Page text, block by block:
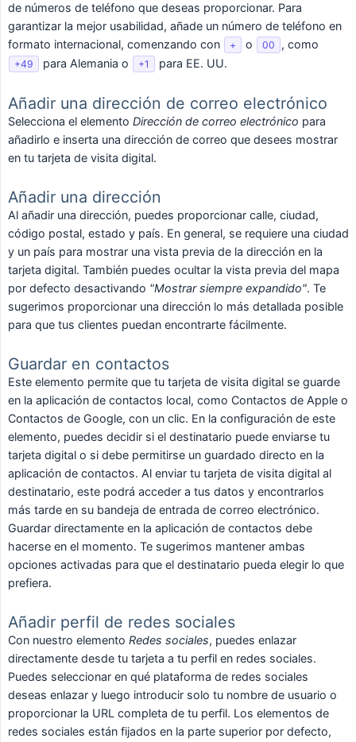
de números de teléfono que deseas proporcionar. Para
garantizar la mejor usabilidad, añade un número de teléfono en
formato internacional, comenzando con
+ o 00 , como
+49 para Alemania o +1 para EE. UU.
Añadir una dirección de correo electrónico
Selecciona el elemento Dirección de correo electrónico para
añadirlo e inserta una dirección de correo que desees mostrar
en tu tarjeta de visita digital.
Añadir una dirección
Al añadir una dirección, puedes proporcionar calle, ciudad,
código postal, estado y país. En general, se requiere una ciudad
y un país para mostrar una vista previa de la dirección en la
tarjeta digital. También puedes ocultar la vista previa del mapa
por defecto desactivando "Mostrar siempre expandido". Te
sugerimos proporcionar una dirección lo más detallada posible
para que tus clientes puedan encontrarte fácilmente.
Guardar en contactos
Este elemento permite que tu tarjeta de visita digital se guarde
en la aplicación de contactos local, como Contactos de Apple o
Contactos de Google, con un clic. En la configuración de este
elemento, puedes decidir si el destinatario puede enviarse tu
tarjeta digital o si debe permitirse un guardado directo en la
aplicación de contactos. Al enviar tu tarjeta de visita digital al
destinatario, este podrá acceder a tus datos y encontrarlos
más tarde en su bandeja de entrada de correo electrónico.
Guardar directamente en la aplicación de contactos debe
hacerse en el momento. Te sugerimos mantener ambas
opciones activadas para que el destinatario pueda elegir lo que
prefiera.
Añadir perfil de redes sociales
Con nuestro elemento Redes sociales, puedes enlazar
directamente desde tu tarjeta a tu perfil en redes sociales.
Puedes seleccionar en qué plataforma de redes sociales
deseas enlazar y luego introducir solo tu nombre de usuario o
proporcionar la URL completa de tu perfil. Los elementos de
redes sociales están fijados en la parte superior por defecto,